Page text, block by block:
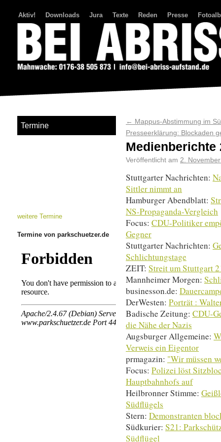
Aktiv! Downloads Jura Texte Reden Presse
← Mappus-Abstimmung im
Presseerklärung: Blockaden
Medienberichte
Veröffentlicht am 2.
Stuttgarter Nachrichten:
Sittler nimmt an
Hamburger Abendblatt:
NS-Propaganda-Vergleich
Focus: CDU-Politiker
Gegner
Stuttgarter Nachrichten:
Schlichtungstage
ZEIT: Streit um Stuttgart
Mannheimer Morgen:
businesson.de:
DerWesten: Porträt :
Badische Zeitung: CDU-
die Nähe der Nazis
Augsburger Allgemeine:
Verweis ein Eigentor
prmagazin: "Wir müssen
Focus: Polizei löst
Hauptbahnhofs auf
Heilbronner Stimme:
Südflügels
Stern: Demonstranten
Südkurier: S21:
Südflügel
Termine
weitere Termine
Termine von parkschuetzer.de